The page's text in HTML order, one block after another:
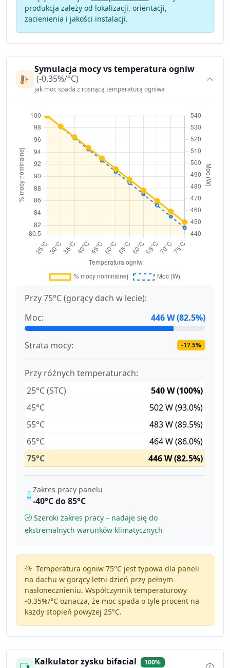
produkcja zależy od lokalizacji, orientacji,
zacienienia i jakości instalacji.
Symulacja mocy vs temperatura ogniw
(-0.35%/°C)
jak moc spada z rosnącą temperaturą ogniwa
Przy 75°C (gorący dach w lecie):
Moc:
446 W (82.5%)
Strata mocy: -17.5%
Przy różnych temperaturach:
25°C (STC)
540 W (100%)
45°C
502 W (93.0%)
55°C
483 W (89.5%)
65°C
464 W (86.0%)
75°C
446 W (82.5%)
Zakres pracy panelu
-40°C do 85°C
Szeroki zakres pracy – nadaje się do
ekstremalnych warunków klimatycznych
Temperatura ogniw 75°C jest typowa dla paneli
na dachu w gorący letni dzień przy pełnym
nasłonecznieniu. Współczynnik temperaturowy
-0.35%/°Coznacza, że moc spada o tyle procent na
każdy stopień powyżej 25°C.
Kalkulator zysku bifacial
100%